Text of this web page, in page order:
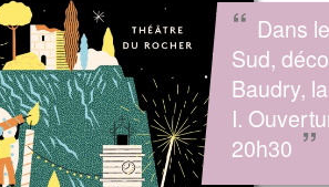
“ Dans
Sud,
Baudry,
I.
20h30 ”